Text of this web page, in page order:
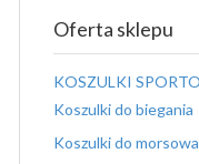
Oferta sklepu
KOSZULKI
Koszulki do biegania
Koszulki do